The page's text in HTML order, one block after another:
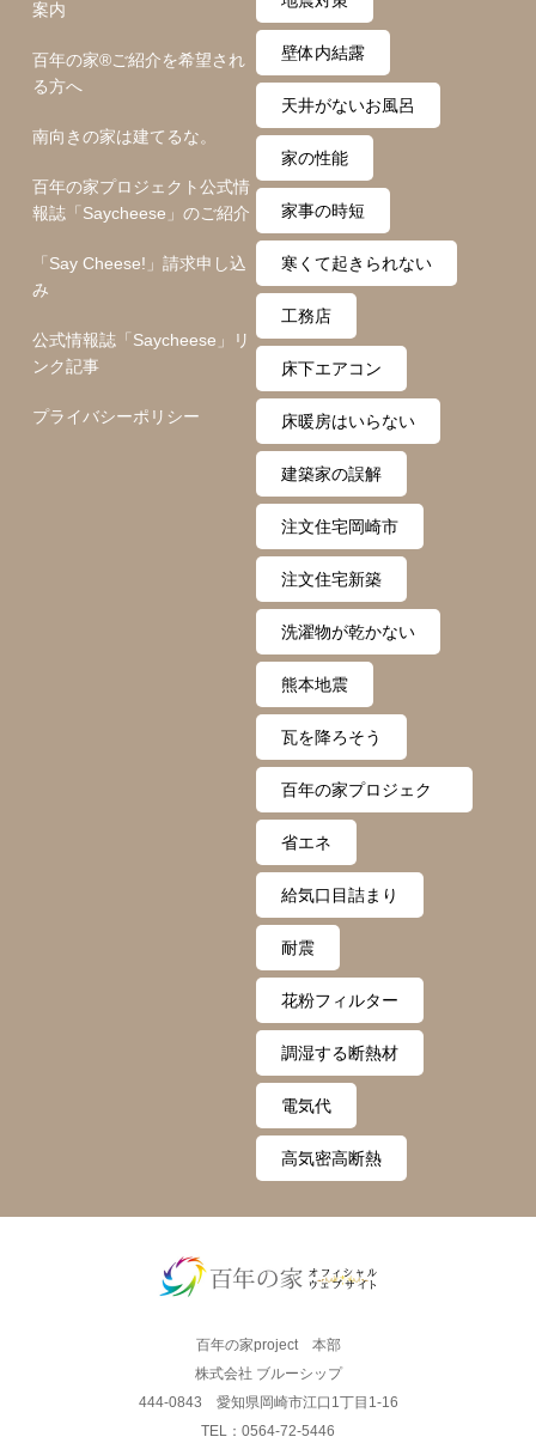
案内
百年の家®️ご紹介を希望され
る方へ
南向きの家は建てるな。
百年の家プロジェクト公式情
報誌「Saycheese」のご紹介
「Say Cheese!」請求申し込
み
公式情報誌「Saycheese」リ
ンク記事
プライバシーポリシー
壁体内結露
天井がないお風呂
家の性能
家事の時短
寒くて起きられない
工務店
床下エアコン
床暖房はいらない
建築家の誤解
注文住宅岡崎市
注文住宅新築
洗濯物が乾かない
熊本地震
瓦を降ろそう
百年の家プロジェク
ト
省エネ
給気口目詰まり
耐震
花粉フィルター
調湿する断熱材
電気代
高気密高断熱
百年の家project 本部
株式会社 ブルーシップ
444-0843 愛知県岡崎市江口1丁目1-16
TEL：0564-72-5446